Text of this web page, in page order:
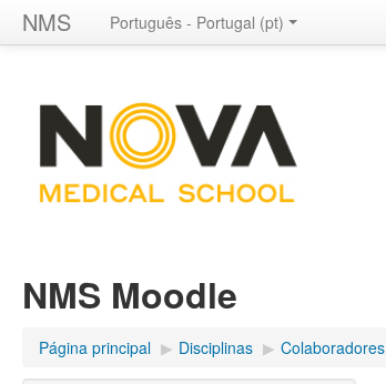
NMS Português - Portugal ‎(pt)‎
NMS Moodle
Página principal ▶︎ Disciplinas ▶︎ Colaboradores